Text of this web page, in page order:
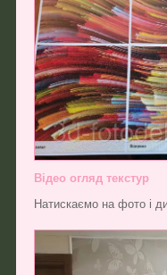
Відео огляд текстур
Натискаємо на фото і